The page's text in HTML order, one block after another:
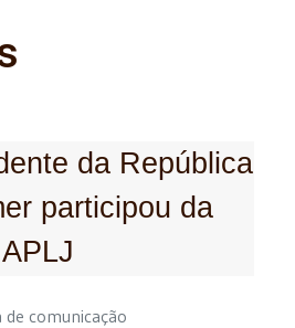
da República
participou da
de comunicação